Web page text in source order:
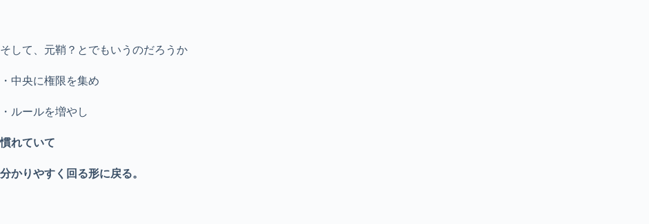
そして、元鞘？とでもいうのだろうか
・中央に権限を集め
・ルールを増やし
慣れていて
分かりやすく回る形に戻る。